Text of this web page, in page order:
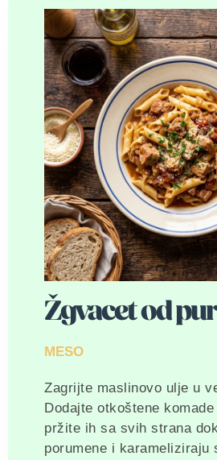
Žgvacet od
MESO
Zagrijte maslinovo ulje u
Dodajte otkoštene
pržite ih sa svih strana
porumene i karameliziraju